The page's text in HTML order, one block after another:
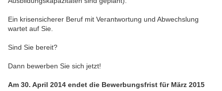
Ein krisensicherer Beruf mit Verantwortung und Abwechslung
wartet auf Sie.
Sind Sie bereit?
Dann bewerben Sie sich jetzt!
Am 30. April 2014 endet die Bewerbungsfrist für März 2015